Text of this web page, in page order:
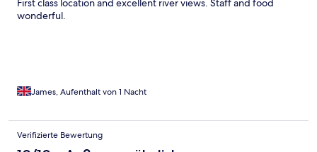
First class location and excellent river views. Staff and food
wonderful.
James, Aufenthalt von 1 Nacht
Verifizierte Bewertung